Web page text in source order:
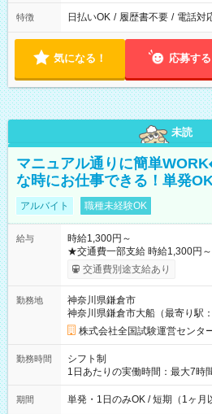
特徴 日払いOK / 履歴書不要 / 電話対
気になる！ 応募する
未読
マニュアル通りに簡単
な時にお仕事できる！単発
アルバイト 職種未経験OK
給与
時給1,300円～
★交通費一部支給 時給1,300円～ ※試験・役割により手当あり
※勤務回数により昇給あり 【即
り！】 希望される場合、勤務か
例】 ・河合塾模擬試験 8:30～
×8時間＝日収10,400円＋交通費
円の場合あり ・国家試験 7:00
円（役割手当＋100円）×6時間＝日
間】試用期間なし
交通費別途支給あり
勤務地
神奈川県鎌倉市
神奈川県鎌倉市大船（最寄り駅：
株式会社全国試験運営センタ
勤務時間
シフト制
1日あたりの実働時間：最大7
間は 試験により異なります。
期間 単発・1日のみOK / 短期（1ヶ月